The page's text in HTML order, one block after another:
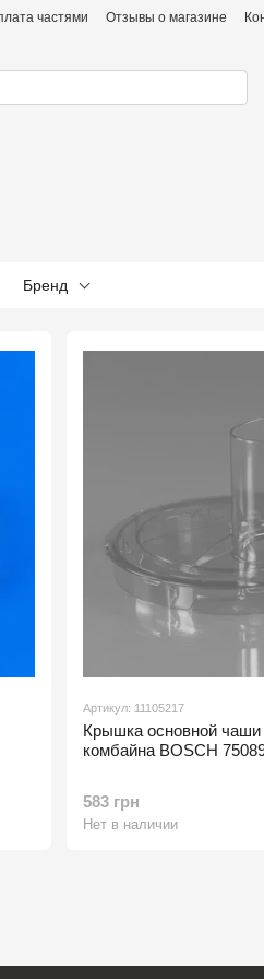
частями Отзывы о магазине
Бренд
Артикул: 11105217
Крышка основной чаши
комбайна BOSCH
583 грн
Нет в наличии